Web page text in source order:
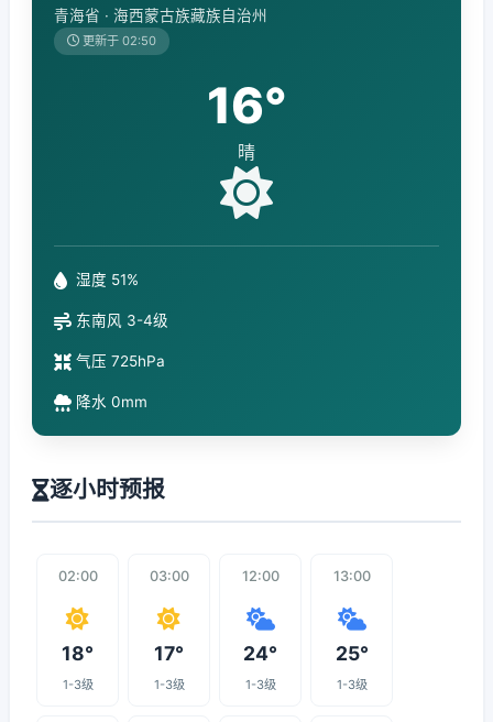
青海省 · 海西蒙古族藏族自治州
更新于 02:50
16°
晴
湿度 51%
东南风 3-4级
气压 725hPa
降水 0mm
逐小时预报
02:00
18°
1-3级
03:00
17°
1-3级
12:00
24°
1-3级
13:00
25°
1-3级